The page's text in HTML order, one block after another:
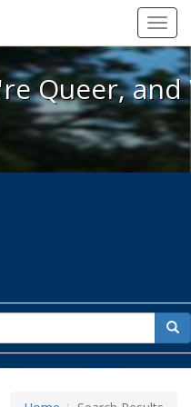
We're Queer, and
Queer,
for